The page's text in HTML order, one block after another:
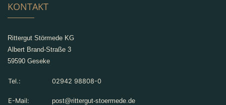
KONTAKT
Rittergut Störmede KG
Albert Brand-Straße 3
59590 Geseke
Tel.: 02942 98808-0
E-Mail: post@rittergut-stoermede.de